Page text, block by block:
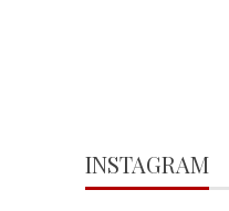
INSTAGRAM